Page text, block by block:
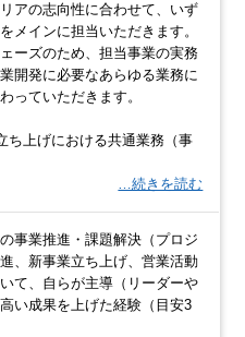
アの志向性に合わせて、いず
メインに担当いただきます。
ーズのため、担当事業の実務
開発に必要なあらゆる業務に
っていただきます。
ち上げにおける共通業務（事
…続きを読む
事業推進・課題解決（プロジ
、新事業立ち上げ、営業活動
て、自らが主導（リーダーや
い成果を上げた経験（目安3